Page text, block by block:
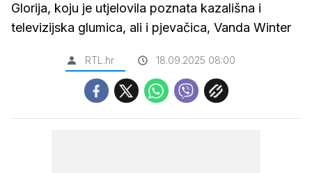
Glorija, koju je utjelovila poznata kazališna i
televizijska glumica, ali i pjevačica, Vanda Winter
RTL.hr 18.09.2025 08:00